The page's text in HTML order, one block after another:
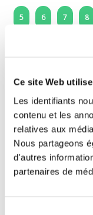
Ce site Web
Les identifiants
contenu et les
relatives aux
Nous partageons
d'autres
partenaires de
5 6 7 8
2 - French
Find that